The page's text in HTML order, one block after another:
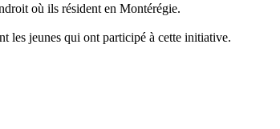
où ils résident en Montérégie.
les jeunes qui ont participé à cette initiative.